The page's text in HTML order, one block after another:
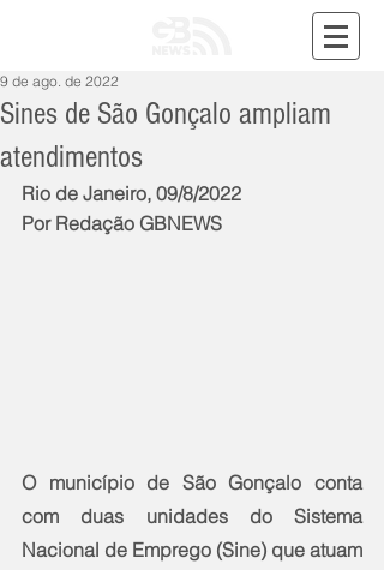
Sines de São Gonçalo ampliam
atendimentos
9 de ago. de 2022
Rio de Janeiro, 09/8/2022
Por Redação GBNEWS
O município de São Gonçalo conta
com duas unidades do Sistema
Nacional de Emprego (Sine) que atuam